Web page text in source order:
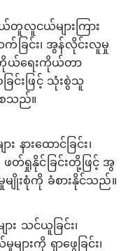
ငယ်များကြား
ြင်း၊ အွန်လိုင်းလူမှု
ကိုယ်ရေးကိုယ်တာ
င်းဖြင့် သုံးစွဲသူ
ေသည်။
း နားထောင်ခြင်း၊
တ်ရှုနိုင်ခြင်းတို့ဖြင့် အွ
မှုမျိုးစုံကို ခံစားနိုင်သည်။
း သင်ယူခြင်း၊
ျားကို ရှာဖွေခြင်း၊